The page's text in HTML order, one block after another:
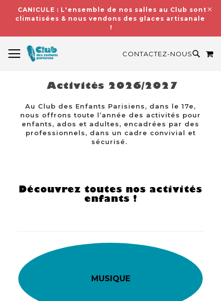
CANICULE : L'ensemble de nos salles au Club sont
climatisées & nous vendons des glaces artisanales
!
CONTACTEZ-NOUS
Activités 2026/2027
Au Club des Enfants Parisiens, dans le 17e,
nous offrons toute l’année des activités pour
enfants, ados et adultes, encadrées par des
professionnels, dans un cadre convivial et
sécurisé.
Découvrez toutes nos activités
enfants !
MUSIQUE